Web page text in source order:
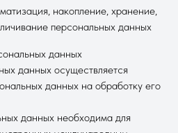
накопление, хранение,
персональных данных
данных
данных осуществляется
данных на обработку его
данных необходима для